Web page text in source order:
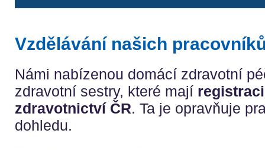
Vzdělávání našich
Námi nabízenou domácí zdravotní
zdravotní sestry, které mají
zdravotnictví ČR. Ta je opravňuje
dohledu.